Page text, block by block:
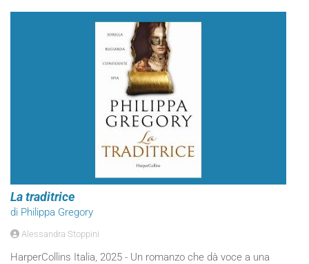
La traditrice
di Philippa Gregory
Alessandra Stoppini
HarperCollins Italia, 2025 - Un romanzo che dà voce a una